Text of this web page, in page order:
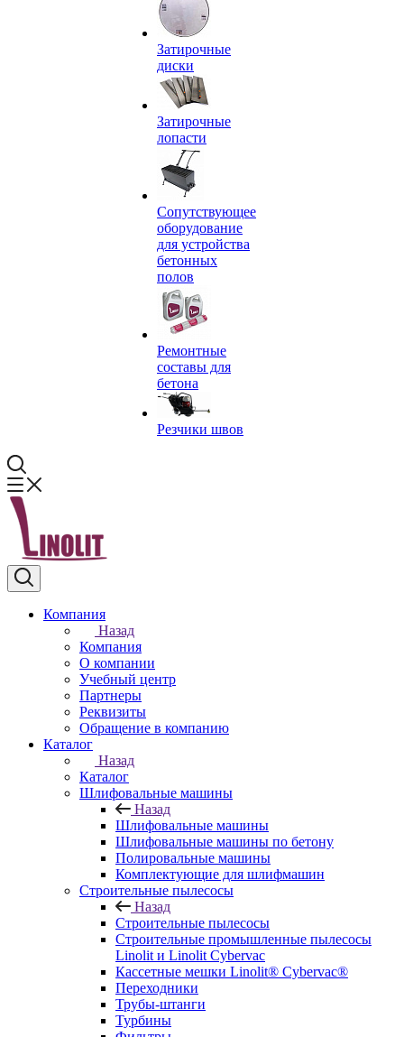
Затирочные
диски
Затирочные
лопасти
Сопутствующее
оборудование
для устройства
бетонных
полов
Ремонтные
составы для
бетона
Резчики швов
Компания
Назад
Компания
О компании
Учебный центр
Партнеры
Реквизиты
Обращение в компанию
Каталог
Назад
Каталог
Шлифовальные машины
Назад
Шлифовальные машины
Шлифовальные машины по бетону
Полировальные машины
Комплектующие для шлифмашин
Строительные пылесосы
Назад
Строительные пылесосы
Строительные промышленные пылесосы
Linolit и Linolit Cybervac
Кассетные мешки Linolit® Cybervac®
Переходники
Трубы-штанги
Турбины